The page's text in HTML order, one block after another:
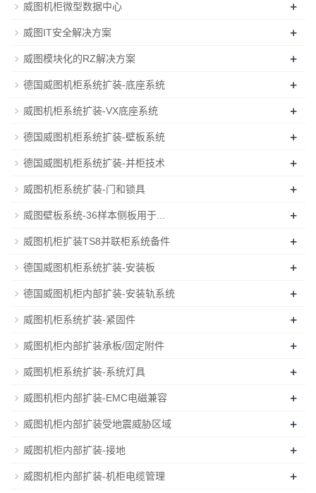
威图机柜微型数据中心 +
威图IT安全解决方案 +
威图模块化的RZ解决方案 +
德国威图机柜系统扩装-底座系统 +
威图机柜系统扩装-VX底座系统 +
德国威图机柜系统扩装-壁板系统 +
德国威图机柜系统扩装-并柜技术 +
威图机柜系统扩装-门和锁具 +
威图壁板系统-36样本侧板用于... +
威图机柜扩装TS8并联柜系统备件 +
德国威图机柜系统扩装-安装板 +
德国威图机柜内部扩装-安装轨系统 +
威图机柜系统扩装-紧固件 +
威图机柜内部扩装承板/固定附件 +
威图机柜系统扩装-系统灯具 +
威图机柜内部扩装-EMC电磁兼容 +
威图机柜内部扩装受地震威胁区域 +
威图机柜内部扩装-接地 +
威图机柜内部扩装-机柜电缆管理 +